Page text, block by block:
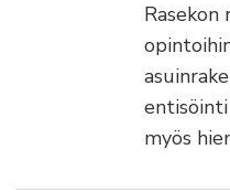
myös